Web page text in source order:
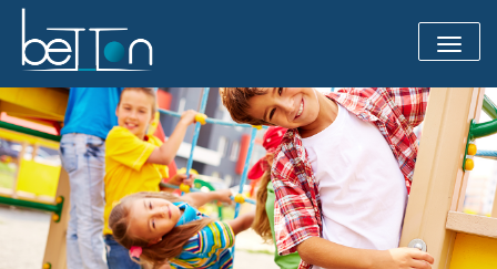
Toggle
Panneau de gestion des cookies